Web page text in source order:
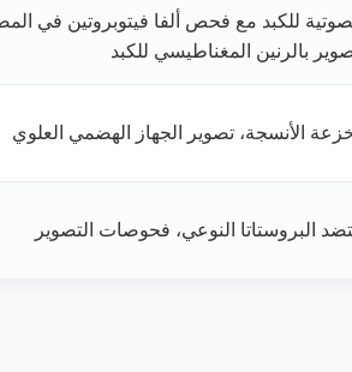
للكبد مع فحص ألفا فيتوبروتين في
بالرنين المغناطيسي للكبد
الأنسجة، تصوير الجهاز الهضمي العلوي
البروستاتا النوعي، فحوصات التصوير